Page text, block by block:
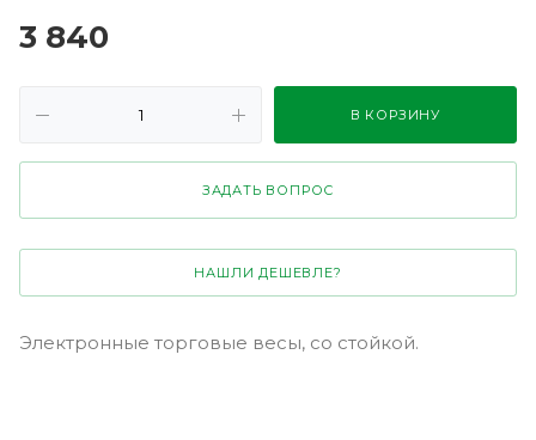
3 840
В КОРЗИНУ
ЗАДАТЬ ВОПРОС
НАШЛИ ДЕШЕВЛЕ?
Электронные торговые весы, со стойкой.